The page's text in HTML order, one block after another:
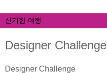
Designer Challenge
Designer Challenge